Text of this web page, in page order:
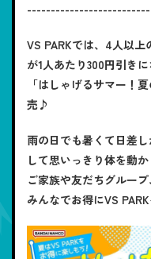
VS PARKでは、4人以
が1人あたり300円引きに
「はしゃげるサマー！
売♪
雨の日でも暑くて日差
して思いっきり体を動か
ご家族や友だちグルー
みんなでお得にVS